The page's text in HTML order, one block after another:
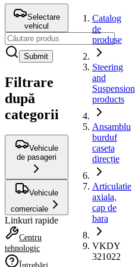
Selectare
vehicul
Submit
Filtrare
după
categorii
Vehicule
de pasageri
Vehicule
comerciale
Linkuri rapide
Centru
tehnologic
Catalog
de
produse
Steering
and
Suspension
products
Ansamblu
burduf
caseta
direcție
Articulatie
axiala,
cap de
bara
VKDY
321022